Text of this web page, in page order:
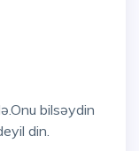
bilsəydin
din.